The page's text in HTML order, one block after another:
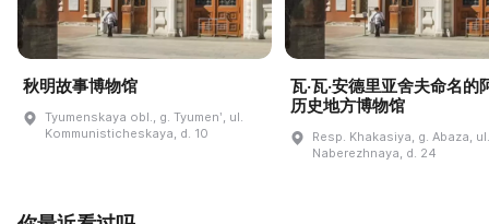
秋明故事博物馆
Tyumenskaya obl., g. Tyumenʹ, ul.
Kommunisticheskaya, d. 10
瓦·瓦·安德里亚舍夫命名的
历史地方博物馆
Resp. Khakasiya, g. Abaza, ul.
Naberezhnaya, d. 24